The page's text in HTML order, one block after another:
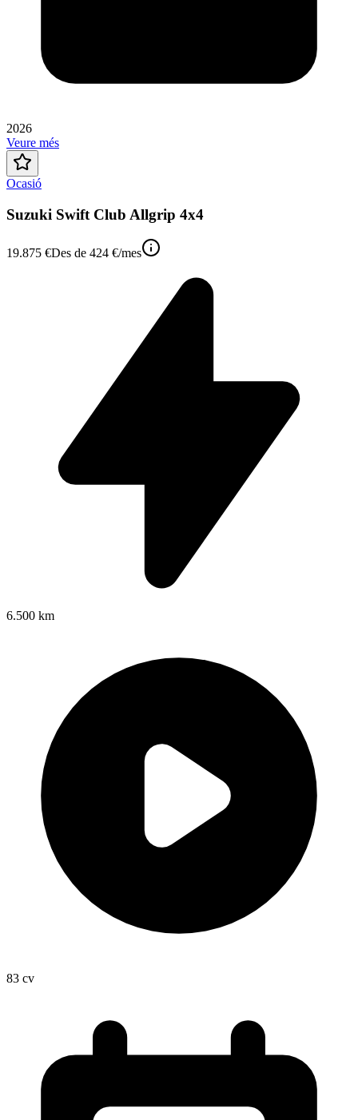
2026
Veure més
Ocasió
Suzuki Swift Club Allgrip 4x4
19.875 €Des de 424 €/mes
6.500 km
83 cv